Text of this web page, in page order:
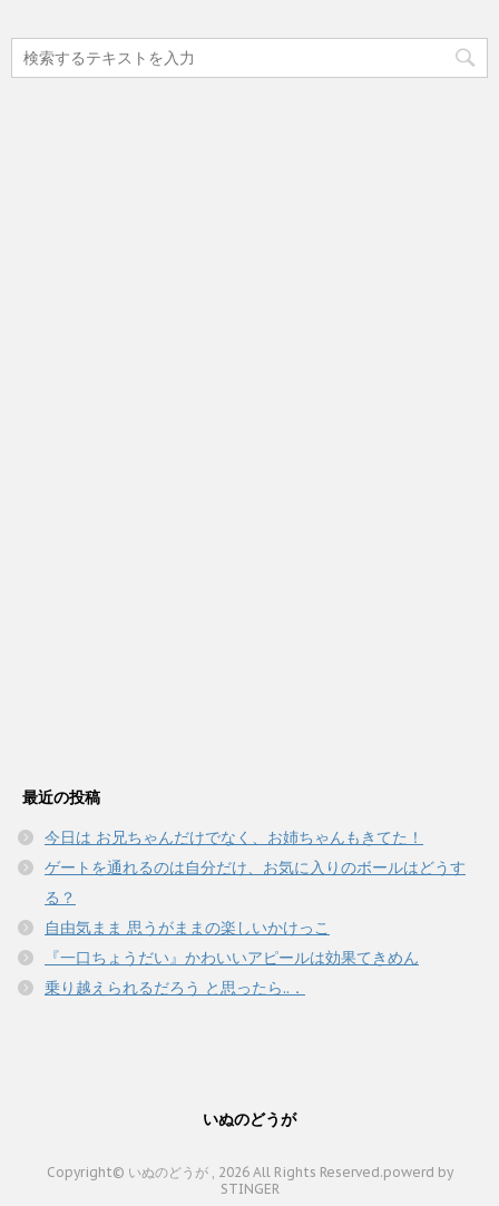
最近の投稿
今日は お兄ちゃんだけでなく、お姉ちゃんもきてた！
ゲートを通れるのは自分だけ、お気に入りのボールはどうす
る？
自由気まま 思うがままの楽しいかけっこ
『一口ちょうだい』かわいいアピールは効果てきめん
乗り越えられるだろう と思ったら..．
いぬのどうが
Copyright© いぬのどうが , 2026 All Rights Reserved.powerd by
STINGER